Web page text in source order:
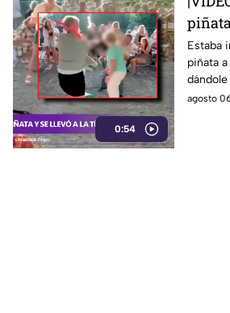
0:54
Estaba
piñata
agosto